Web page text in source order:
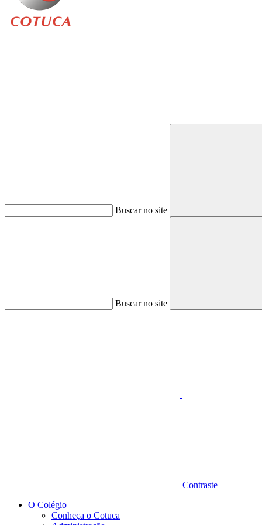
Buscar no site
Buscar no site
Contraste
O Colégio
Conheça o Cotuca